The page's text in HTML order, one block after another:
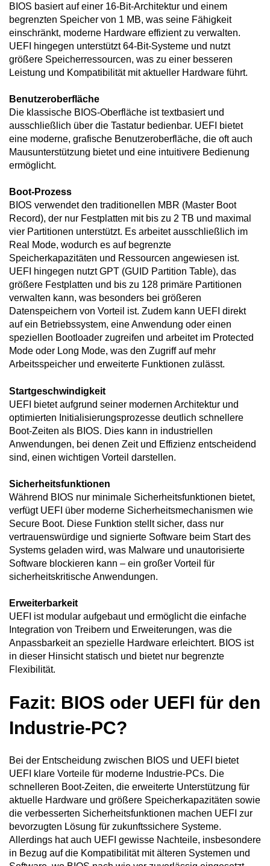
BIOS basiert auf einer 16-Bit-Architektur und einem
begrenzten Speicher von 1 MB, was seine Fähigkeit
einschränkt, moderne Hardware effizient zu verwalten.
UEFI hingegen unterstützt 64-Bit-Systeme und nutzt
größere Speicherressourcen, was zu einer besseren
Leistung und Kompatibilität mit aktueller Hardware führt.
Benutzeroberfläche
Die klassische BIOS-Oberfläche ist textbasiert und
ausschließlich über die Tastatur bedienbar. UEFI bietet
eine moderne, grafische Benutzeroberfläche, die oft auch
Mausunterstützung bietet und eine intuitivere Bedienung
ermöglicht.
Boot-Prozess
BIOS verwendet den traditionellen MBR (Master Boot
Record), der nur Festplatten mit bis zu 2 TB und maximal
vier Partitionen unterstützt. Es arbeitet ausschließlich im
Real Mode, wodurch es auf begrenzte
Speicherkapazitäten und Ressourcen angewiesen ist.
UEFI hingegen nutzt GPT (GUID Partition Table), das
größere Festplatten und bis zu 128 primäre Partitionen
verwalten kann, was besonders bei größeren
Datenspeichern von Vorteil ist. Zudem kann UEFI direkt
auf ein Betriebssystem, eine Anwendung oder einen
speziellen Bootloader zugreifen und arbeitet im Protected
Mode oder Long Mode, was den Zugriff auf mehr
Arbeitsspeicher und erweiterte Funktionen zulässt.
Startgeschwindigkeit
UEFI bietet aufgrund seiner modernen Architektur und
optimierten Initialisierungsprozesse deutlich schnellere
Boot-Zeiten als BIOS. Dies kann in industriellen
Anwendungen, bei denen Zeit und Effizienz entscheidend
sind, einen wichtigen Vorteil darstellen.
Sicherheitsfunktionen
Während BIOS nur minimale Sicherheitsfunktionen bietet,
verfügt UEFI über moderne Sicherheitsmechanismen wie
Secure Boot. Diese Funktion stellt sicher, dass nur
vertrauenswürdige und signierte Software beim Start des
Systems geladen wird, was Malware und unautorisierte
Software blockieren kann – ein großer Vorteil für
sicherheitskritische Anwendungen.
Erweiterbarkeit
UEFI ist modular aufgebaut und ermöglicht die einfache
Integration von Treibern und Erweiterungen, was die
Anpassbarkeit an spezielle Hardware erleichtert. BIOS ist
in dieser Hinsicht statisch und bietet nur begrenzte
Flexibilität.
Fazit: BIOS oder UEFI für den
Industrie-PC?
Bei der Entscheidung zwischen BIOS und UEFI bietet
UEFI klare Vorteile für moderne Industrie-PCs. Die
schnelleren Boot-Zeiten, die erweiterte Unterstützung für
aktuelle Hardware und größere Speicherkapazitäten sowie
die verbesserten Sicherheitsfunktionen machen UEFI zur
bevorzugten Lösung für zukunftssichere Systeme.
Allerdings hat auch UEFI gewisse Nachteile, insbesondere
in Bezug auf die Kompatibilität mit älteren Systemen und